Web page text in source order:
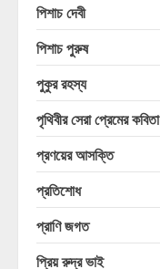
পিশাচ দেবী
পিশাচ পুরুষ
পুকুর রহস্য
পৃথিবীর সেরা প্রেমের কবিতা
প্রণয়ের আসক্তি
প্রতিশোধ
প্রাণি জগত
প্রিয় রুদ্র ভাই